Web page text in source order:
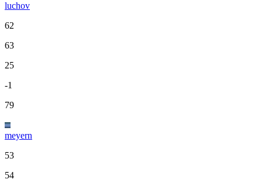
luchov
62
63
25
-1
79
meyern
53
54